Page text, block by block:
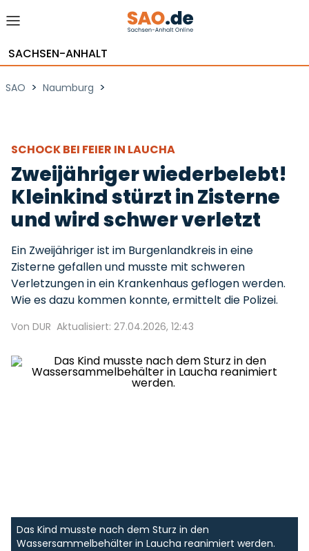
SACHSEN-ANHALT
SAO > Naumburg >
SCHOCK BEI FEIER IN LAUCHA
Zweijähriger wiederbelebt!
Kleinkind stürzt in Zisterne
und wird schwer verletzt
Ein Zweijähriger ist im Burgenlandkreis in eine
Zisterne gefallen und musste mit schweren
Verletzungen in ein Krankenhaus geflogen werden.
Wie es dazu kommen konnte, ermittelt die Polizei.
Von DUR Aktualisiert: 27.04.2026, 12:43
Das Kind musste nach dem Sturz in den
Wassersammelbehälter in Laucha reanimiert werden.